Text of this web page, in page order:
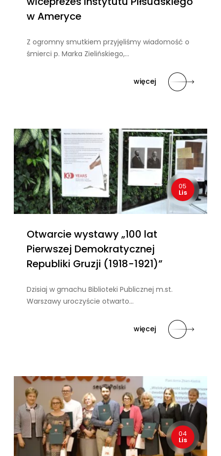
w Ameryce
Z ogromny smutkiem przyjęliśmy wiadomość o
śmierci p. Marka Zielińskiego,…
więcej
05
Lis
Otwarcie wystawy „100 lat
Pierwszej Demokratycznej
Republiki Gruzji (1918-1921)”
Dzisiaj w gmachu Biblioteki Publicznej m.st.
Warszawy uroczyście otwarto…
więcej
04
Lis